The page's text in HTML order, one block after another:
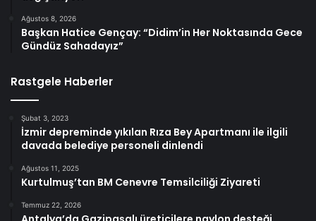
Ağustos 8, 2026
Başkan Hatice Gençay: “Didim’in Her Noktasında Gece
Gündüz Sahadayız”
Rastgele Haberler
Şubat 3, 2023
İzmir depreminde yıkılan Rıza Bey Apartmanı ile ilgili
davada belediye personeli dinlendi
Ağustos 11, 2025
Kurtulmuş’tan BM Cenevre Temsilciliği Ziyareti
Temmuz 22, 2026